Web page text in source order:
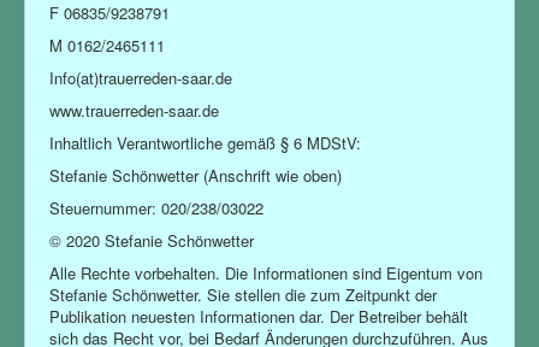
F 06835/9238791
M 0162/2465111
Info(at)trauerreden-saar.de
www.trauerreden-saar.de
Inhaltlich Verantwortliche gemäß § 6 MDStV:
Stefanie Schönwetter (Anschrift wie oben)
Steuernummer: 020/238/03022
© 2020 Stefanie Schönwetter
Alle Rechte vorbehalten. Die Informationen sind Eigentum von
Stefanie Schönwetter. Sie stellen die zum Zeitpunkt der
Publikation neuesten Informationen dar. Der Betreiber behält
sich das Recht vor, bei Bedarf Änderungen durchzuführen. Aus